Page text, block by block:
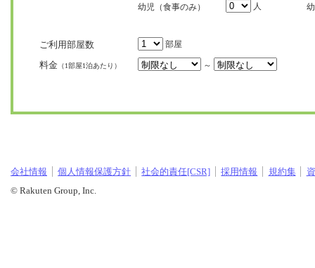
幼児（食事のみ）
人
ご利用部屋数 部屋
料金 （1部屋1泊あたり） ～
会社情報 個人情報保護方針 社会的責任[CSR] 採用情報 規約集
© Rakuten Group, Inc.